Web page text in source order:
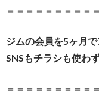
＝＝＝＝＝＝＝＝＝
ジムの会員を5ヶ月で
SNSもチラシも使わ
＝＝＝＝＝＝＝＝＝